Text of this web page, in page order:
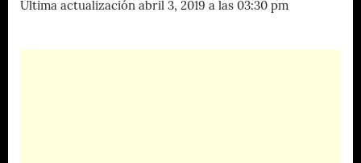
Última actualización abril 3, 2019 a las 03:30 pm